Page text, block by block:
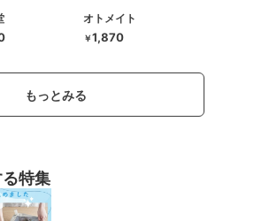
オトメイト
￥1,870
もっとみる
特集